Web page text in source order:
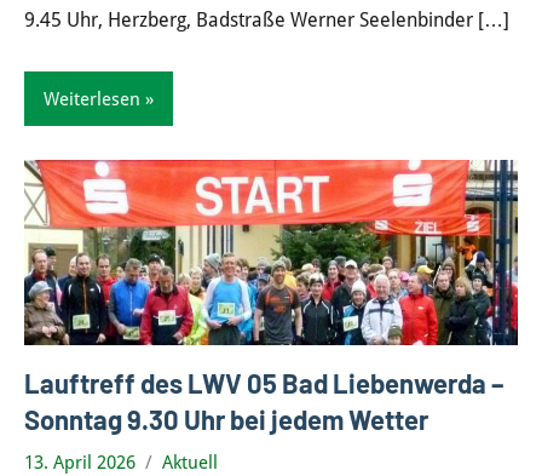
9.45 Uhr, Herzberg, Badstraße Werner Seelenbinder […]
Weiterlesen
Lauftreff des LWV 05 Bad Liebenwerda –
Sonntag 9.30 Uhr bei jedem Wetter
13. April 2026 Aktuell